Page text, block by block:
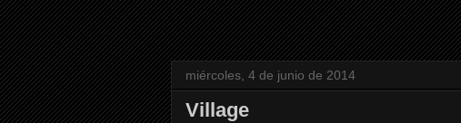
miércoles, 4 de junio de 2014
Village